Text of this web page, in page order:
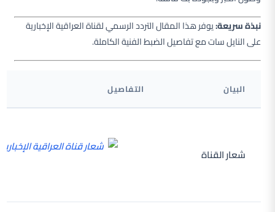
نبذة سريعة:يوفر هذا المقال التردد الرسمي لقناة العراقية الإخبارية
على النايل سات مع تفاصيل الضبط الفنية الكاملة.
البيان التفاصيل
شعار القناة